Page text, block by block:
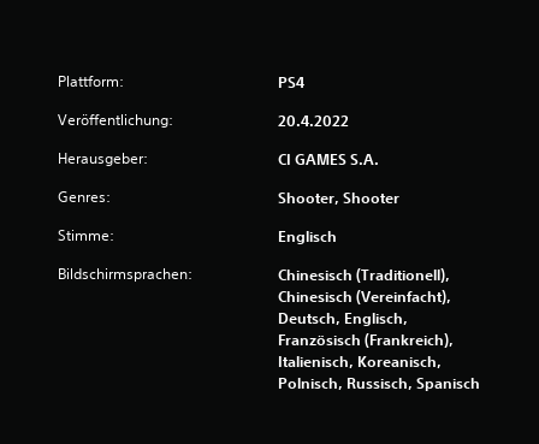
e
r
t
Plattform: PS4
Veröffentlichung: 20.4.2022
Herausgeber: CI GAMES S.A.
Genres: Shooter, Shooter
Stimme: Englisch
Bildschirmsprachen:
Chinesisch (Traditionell),
Chinesisch (Vereinfacht),
Deutsch, Englisch,
Französisch (Frankreich),
Italienisch, Koreanisch,
Polnisch, Russisch, Spanisch